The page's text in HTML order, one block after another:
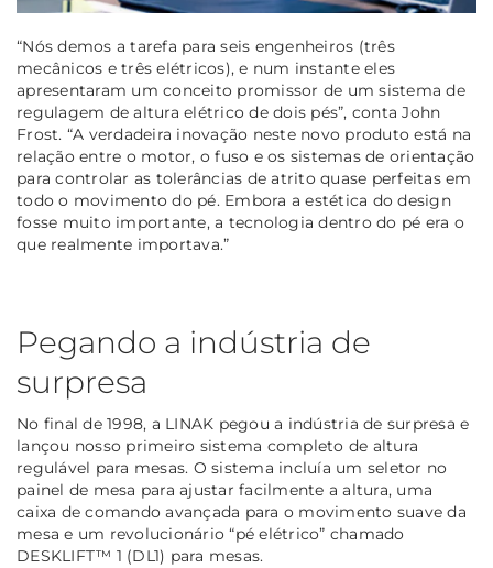
“Nós demos a tarefa para seis engenheiros (três
mecânicos e três elétricos), e num instante eles
apresentaram um conceito promissor de um sistema de
regulagem de altura elétrico de dois pés”, conta John
Frost. “A verdadeira inovação neste novo produto está na
relação entre o motor, o fuso e os sistemas de orientação
para controlar as tolerâncias de atrito quase perfeitas em
todo o movimento do pé. Embora a estética do design
fosse muito importante, a tecnologia dentro do pé era o
que realmente importava.”
Pegando a indústria de
surpresa
No final de 1998, a LINAK pegou a indústria de surpresa e
lançou nosso primeiro sistema completo de altura
regulável para mesas. O sistema incluía um seletor no
painel de mesa para ajustar facilmente a altura, uma
caixa de comando avançada para o movimento suave da
mesa e um revolucionário “pé elétrico” chamado
DESKLIFT™ 1 (DL1) para mesas.